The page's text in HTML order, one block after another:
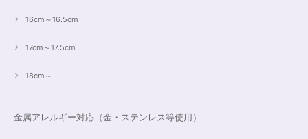
16cm～16.5cm
17cm～17.5cm
18cm～
金属アレルギー対応（金・ステンレス等使用）